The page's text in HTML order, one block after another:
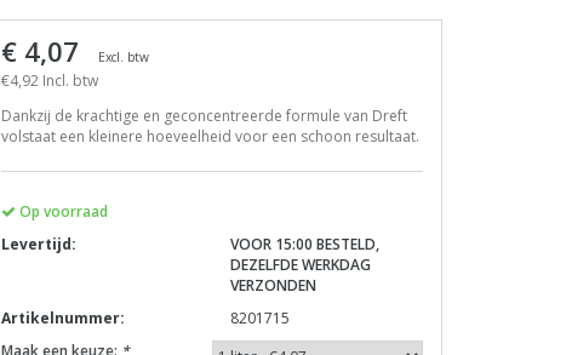
€ 4,07 Excl. btw
€4,92 Incl. btw
Dankzij de krachtige en geconcentreerde formule van Dreft
volstaat een kleinere hoeveelheid voor een schoon resultaat.
Op voorraad
Levertijd:
VOOR 15:00 BESTELD,
DEZELFDE WERKDAG
VERZONDEN
Artikelnummer:
8201715
Maak een keuze: *